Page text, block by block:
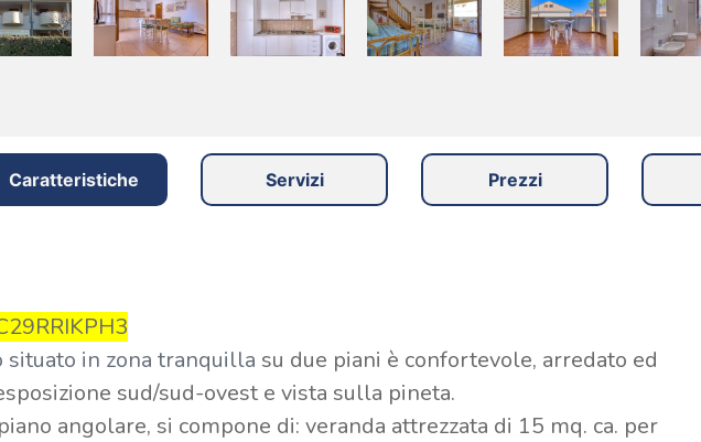
Caratteristiche Servizi Prezzi
situato in zona tranquilla su due piani è confortevole, arredato ed
sud/sud-ovest e vista sulla pineta.
angolare, si compone di: veranda attrezzata di 15 mq. ca. per